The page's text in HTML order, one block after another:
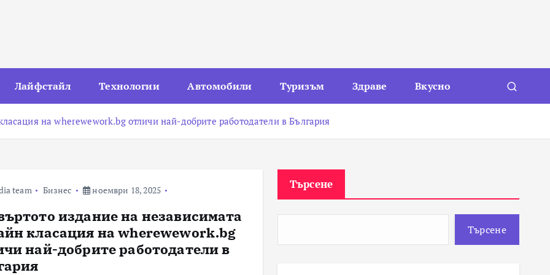
Лайфстайл Технологии Автомобили Туризъм Здраве Вкусно
на wherewework.bg отличи най-добрите работодатели в България
team Бизнес ноември 18, 2025
издание на независимата
класация на wherewework.bg
най-добрите работодатели в
Търсене
Търсене